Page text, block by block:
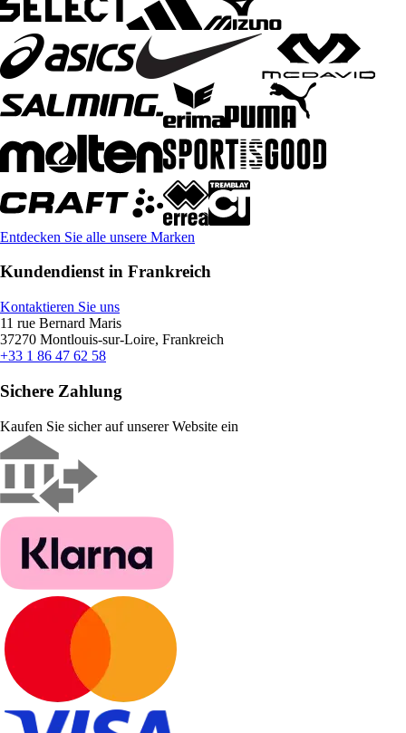
Entdecken Sie alle unsere Marken
Kundendienst in Frankreich
Kontaktieren Sie uns
11 rue Bernard Maris
37270 Montlouis-sur-Loire, Frankreich
+33 1 86 47 62 58
Sichere Zahlung
Kaufen Sie sicher auf unserer Website ein